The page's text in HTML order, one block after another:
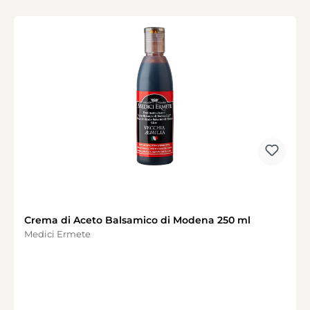
Crema di Aceto Balsamico di Modena 250 ml
Medici Ermete